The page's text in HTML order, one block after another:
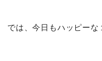
では、今日もハッピーな